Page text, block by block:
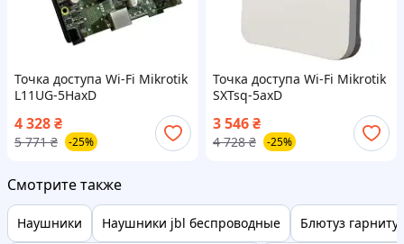
Точка доступа Wi-Fi Mikrotik
L11UG-5HaxD
4 328₴
5 771 ₴ -25%
Точка доступа Wi-Fi Mikrotik
SXTsq-5axD
3 546₴
4 728 ₴ -25%
Смотрите также
Наушники Наушники jbl беспроводные Блютуз